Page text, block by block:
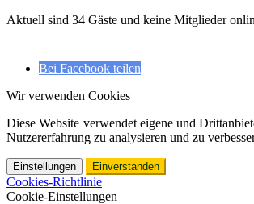
Aktuell sind 34 Gäste und keine Mitglieder
Bei Facebook teilen
Wir verwenden Cookies
Diese Website verwendet eigene und
Nutzererfahrung zu analysieren und zu
Einstellungen Einverstanden
Cookies-Richtlinie
Cookie-Einstellungen